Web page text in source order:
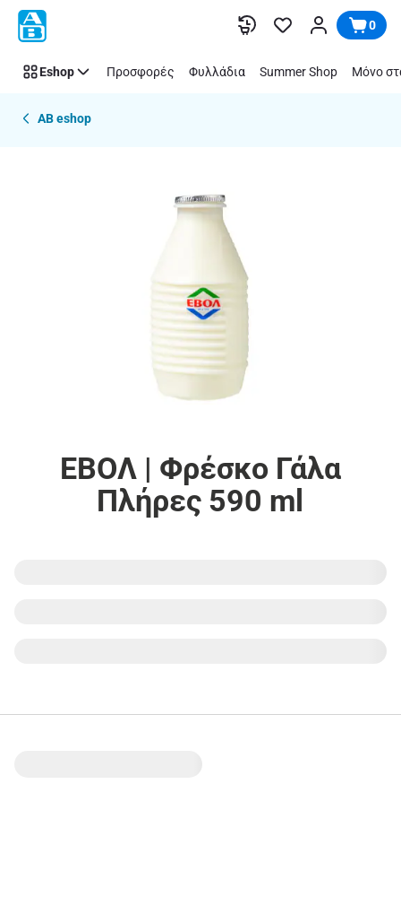
Παράλειψη 0
Eshop Προσφορές Φυλλάδια Summer Shop Μόνο
AB eshop
ΕΒΟΛ | Φρέσκο Γάλα
Πλήρες 590 ml